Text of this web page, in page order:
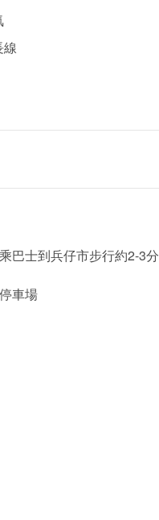
線
巴士到兵仔市步行約2-3分
車場